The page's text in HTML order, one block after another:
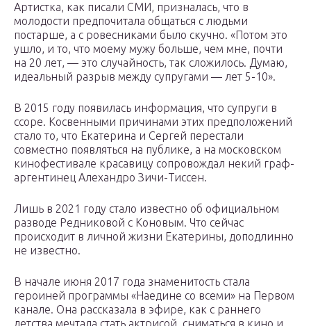
Артистка, как писали СМИ, призналась, что в
молодости предпочитала общаться с людьми
постарше, а с ровесниками было скучно. «Потом это
ушло, и то, что моему мужу больше, чем мне, почти
на 20 лет, — это случайность, так сложилось. Думаю,
идеальный разрыв между супругами — лет 5-10».
В 2015 году появилась информация, что супруги в
ссоре. Косвенными причинами этих предположений
стало то, что Екатерина и Сергей перестали
совместно появляться на публике, а на московском
кинофестивале красавицу сопровождал некий граф-
аргентинец Алехандро Зичи-Тиссен.
Лишь в 2021 году стало известно об официальном
разводе Редниковой с Коновым. Что сейчас
происходит в личной жизни Екатерины, доподлинно
не известно.
В начале июня 2017 года знаменитость стала
героиней программы «Наедине со всеми» на Первом
канале. Она рассказала в эфире, как с раннего
детства мечтала стать актрисой, сниматься в кино и